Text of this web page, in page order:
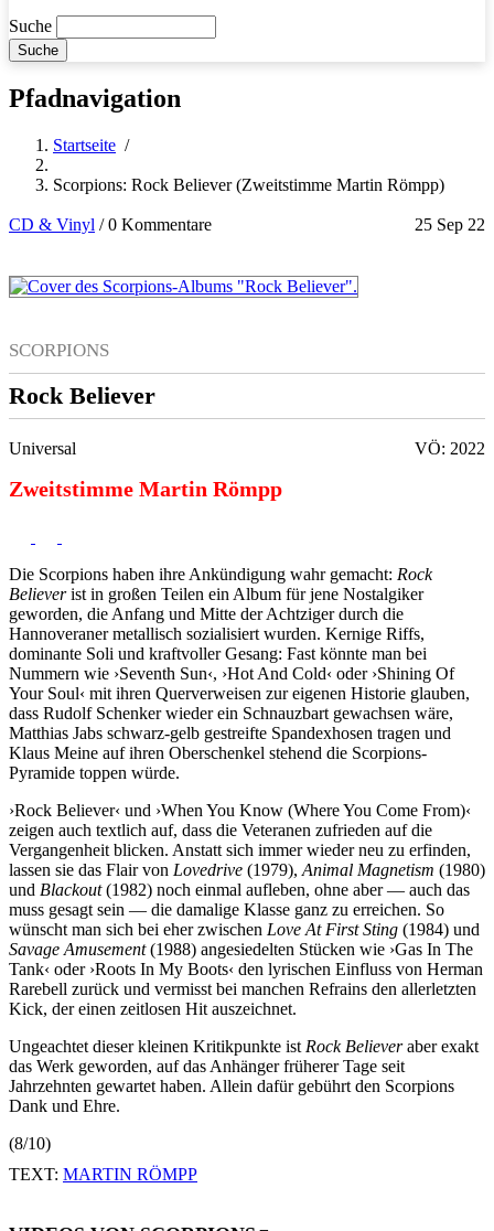
Suche
Pfadnavigation
Startseite /
Scorpions: Rock Believer (Zweitstimme Martin Römpp)
CD & Vinyl 25 Sep 22
/0 Kommentare
SCORPIONS
Rock Believer
Universal VÖ: 2022
Zweitstimme Martin Römpp
Die Scorpions haben ihre Ankündigung wahr gemacht: Rock
Believerist in großen Teilen ein Album für jene Nostalgiker
geworden, die Anfang und Mitte der Achtziger durch die
Hannoveraner metallisch sozialisiert wurden. Kernige Riffs,
dominante Soli und kraftvoller Gesang: Fast könnte man bei
Nummern wie ›Seventh Sun‹, ›Hot And Cold‹ oder ›Shining Of
Your Soul‹ mit ihren Querverweisen zur eigenen Historie glauben,
dass Rudolf Schenker wieder ein Schnauzbart gewachsen wäre,
Matthias Jabs schwarz-gelb gestreifte Spandexhosen tragen und
Klaus Meine auf ihren Oberschenkel stehend die Scorpions-
Pyramide toppen würde.
›Rock Believer‹ und ›When You Know (Where You Come From)‹
zeigen auch textlich auf, dass die Veteranen zufrieden auf die
Vergangenheit blicken. Anstatt sich immer wieder neu zu erfinden,
lassen sie das Flair von Lovedrive (1979), Animal Magnetism (1980)
und Blackout(1982) noch einmal aufleben, ohne aber — auch das
muss gesagt sein — die damalige Klasse ganz zu erreichen. So
wünscht man sich bei eher zwischen Love At First Sting (1984) und
Savage Amusement(1988) angesiedelten Stücken wie ›Gas In The
Tank‹ oder ›Roots In My Boots‹ den lyrischen Einfluss von Herman
Rarebell zurück und vermisst bei manchen Refrains den allerletzten
Kick, der einen zeitlosen Hit auszeichnet.
Ungeachtet dieser kleinen Kritikpunkte ist Rock Believeraber exakt
das Werk geworden, auf das Anhänger früherer Tage seit
Jahrzehnten gewartet haben. Allein dafür gebührt den Scorpions
Dank und Ehre.
(8/10)
TEXT: MARTIN RÖMPP